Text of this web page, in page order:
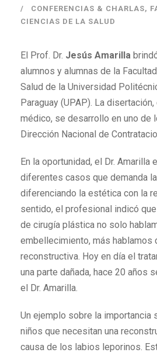
CONFERENCIAS & CHARLAS,
CIENCIAS DE LA SALUD
El Prof. Dr. Jesús Amarilla
alumnos y alumnas de la
Salud de la Universidad
Paraguay (UPAP). La
médico, se desarrollo en uno de
Dirección Nacional de
En la oportunidad, el Dr. Amarilla
diferentes casos que demanda
diferenciando la estética con la
sentido, el profesional indicó que
de cirugía plástica no solo
embellecimiento, más hablamos
reconstructiva. Hoy en día el
una parte dañada, hace 20 años
el Dr. Amarilla.
Un ejemplo sobre la importancia
niños que necesitan una
causa de los labios leporinos.